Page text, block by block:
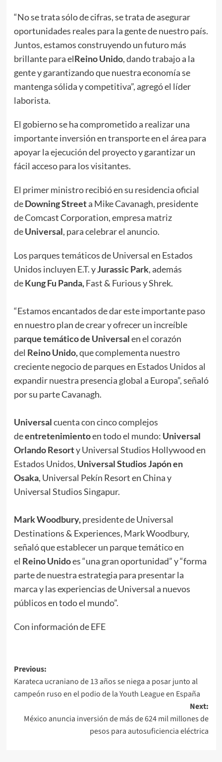
“No se trata sólo de cifras, se trata de asegurar
oportunidades reales para la gente de nuestro país.
Juntos, estamos construyendo un futuro más
brillante para elReino Unido, dando trabajo a la
gente y garantizando que nuestra economía se
mantenga sólida y competitiva”, agregó el líder
laborista.
El gobierno se ha comprometido a realizar una
importante inversión en transporte en el área para
apoyar la ejecución del proyecto y garantizar un
fácil acceso para los visitantes.
El primer ministro recibió en su residencia oficial
deDowning Streeta Mike Cavanagh, presidente
de Comcast Corporation, empresa matriz
deUniversal, para celebrar el anuncio.
Los parques temáticos de Universal en Estados
Unidos incluyen E.T. yJurassic Park, además
deKung Fu Panda,Fast & Furious y Shrek.
“Estamos encantados de dar este importante paso
en nuestro plan de crear y ofrecer un increíble
parque temático de Universalen el corazón
del Reino Unido,que complementa nuestro
creciente negocio de parques en Estados Unidos al
expandir nuestra presencia global a Europa”, señaló
por su parte Cavanagh.
Universalcuenta con cinco complejos
deentretenimientoen todo el mundo: Universal
Orlando Resorty Universal Studios Hollywood en
Estados Unidos, Universal Studios Japón en
Osaka, Universal Pekín Resort en China y
Universal Studios Singapur.
Mark Woodbury,presidente de Universal
Destinations & Experiences, Mark Woodbury,
señaló que establecer un parque temático en
el Reino Unidoes “una gran oportunidad” y “forma
parte de nuestra estrategia para presentar la
marca y las experiencias de Universal a nuevos
públicos en todo el mundo”.
Con información de EFE
Post
navigation
Previous:
Karateca ucraniano de 13 años se niega a posar junto al
campeón ruso en el podio de la Youth League en España
Next:
México anuncia inversión de más de 624 mil millones de
pesos para autosuficiencia eléctrica